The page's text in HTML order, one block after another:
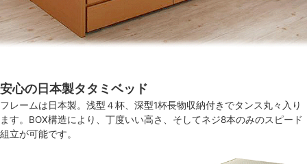
安心の日本製タタミベッド
フレームは日本製。浅型４杯、深型1杯長物収納付きでタンス丸々入り
ます。BOX構造により、丁度いい高さ、そしてネジ8本のみのスピード
組立が可能です。